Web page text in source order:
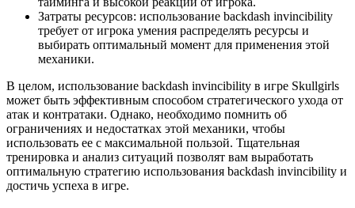
Затраты ресурсов: использование backdash invincibility
требует от игрока умения распределять ресурсы и
выбирать оптимальный момент для применения этой
механики.
В целом, использование backdash invincibility в игре Skullgirls
может быть эффективным способом стратегического ухода от
атак и контратаки. Однако, необходимо помнить об
ограничениях и недостатках этой механики, чтобы
использовать ее с максимальной пользой. Тщательная
тренировка и анализ ситуаций позволят вам выработать
оптимальную стратегию использования backdash invincibility и
достичь успеха в игре.